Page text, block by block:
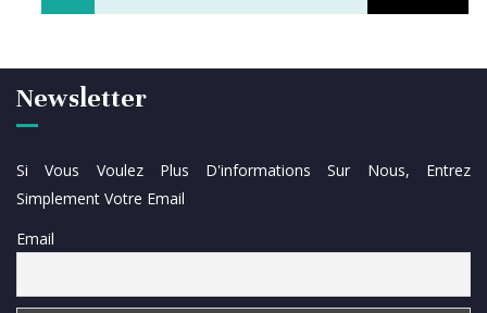
Newsletter
Si Vous Voulez Plus D'informations Sur Nous, Entrez
Simplement Votre Email
Email